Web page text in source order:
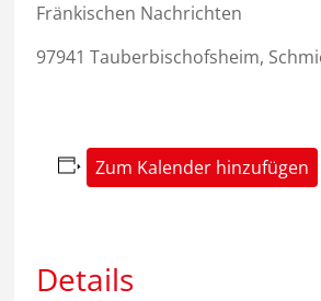
Fränkischen Nachrichten
97941 Tauberbischofsheim,
Zum Kalender hinzufügen
Details